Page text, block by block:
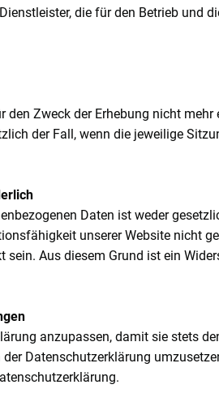
die für den Betrieb und
den Zweck der Erhebung nicht
der Fall, wenn die jeweilige
Daten ist weder
unserer Website nicht
Aus diesem Grund ist ein
anzupassen, damit sie stets
Datenschutzerklärung